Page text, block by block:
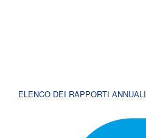
ELENCO DEI RAPPORTI ANNUALI